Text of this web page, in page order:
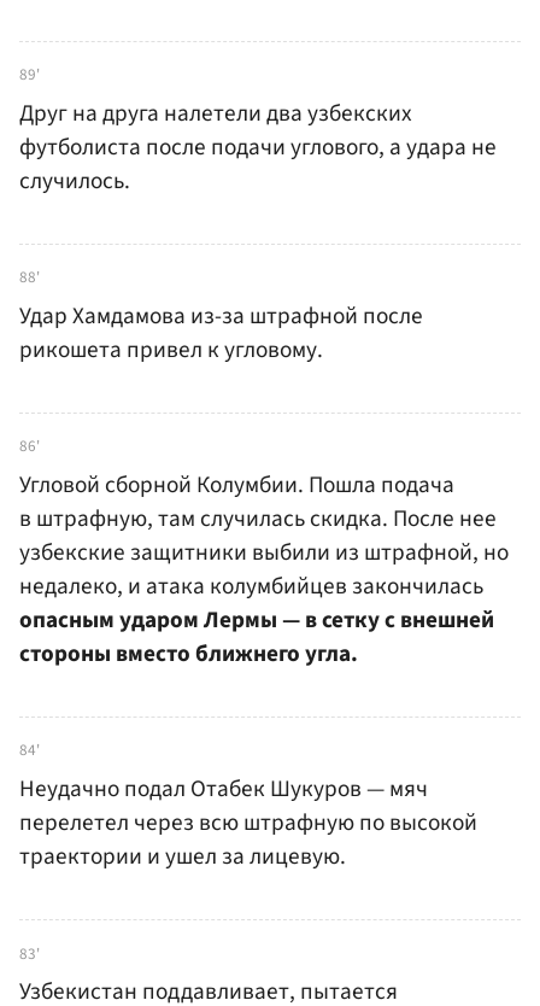
89'
Друг на друга налетели два узбекских
футболиста после подачи углового, а удара не
случилось.
88'
Удар Хамдамова из-за штрафной после
рикошета привел к угловому.
86'
Угловой сборной Колумбии. Пошла подача
в штрафную, там случилась скидка. После нее
узбекские защитники выбили из штрафной, но
недалеко, и атака колумбийцев закончилась
опасным ударом Лермы — в сетку с внешней
стороны вместо ближнего угла.
84'
Неудачно подал Отабек Шукуров — мяч
перелетел через всю штрафную по высокой
траектории и ушел за лицевую.
83'
Узбекистан поддавливает, пытается